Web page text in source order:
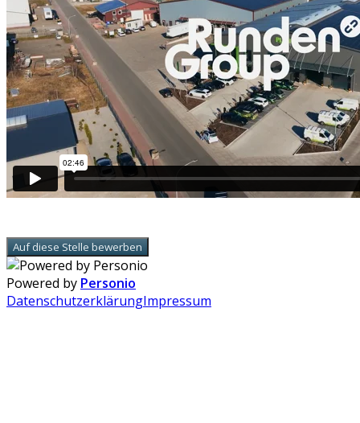
Auf diese Stelle bewerben
Powered by Personio
DatenschutzerklärungImpressum